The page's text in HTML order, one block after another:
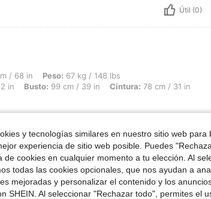
Útil (0)
67 kg / 148 lbs, Forma del cuerpo: Reloj de arena,
/ 68 in Peso: 67 kg / 148 lbs
in Busto: 99 cm / 39 in Cintura: 78 cm / 31 in
Útil (0)
y tecnologías similares en nuestro sitio web
experiencia de sitio web posible. Puedes
de cookies en cualquier momento a tu elección. Al
todas las cookies opcionales, que nos ayudan a
mejoradas y personalizar el contenido y los
SHEIN. Al seleccionar "Rechazar todo", permites el